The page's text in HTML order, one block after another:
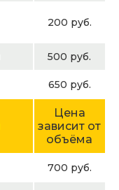
200 руб.
500 руб.
650 руб.
Цена
зависит от
объёма
700 руб.